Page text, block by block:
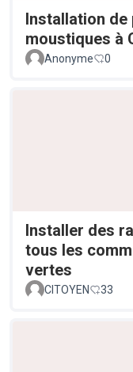
Installation de
moustiques à
Anonyme 0
Installer des
tous les
vertes
CITOYEN 33